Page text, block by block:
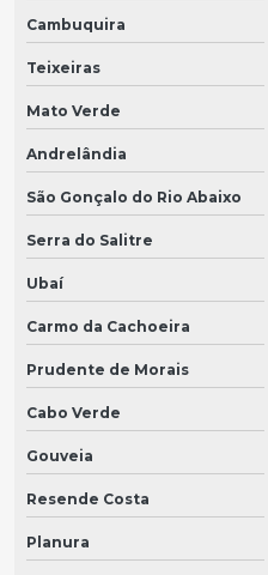
Cambuquira
Teixeiras
Mato Verde
Andrelândia
São Gonçalo do Rio Abaixo
Serra do Salitre
Ubaí
Carmo da Cachoeira
Prudente de Morais
Cabo Verde
Gouveia
Resende Costa
Planura